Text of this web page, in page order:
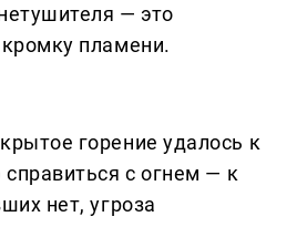
— это
пламени.
горение удалось к
с огнем — к
нет, угроза